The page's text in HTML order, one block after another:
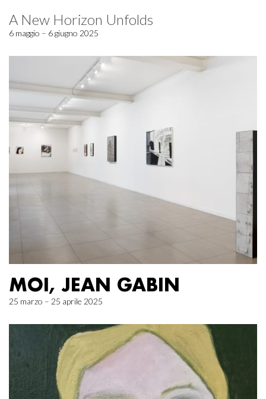
A New Horizon Unfolds
6 maggio – 6 giugno 2025
MOI, JEAN GABIN
25 marzo – 25 aprile 2025